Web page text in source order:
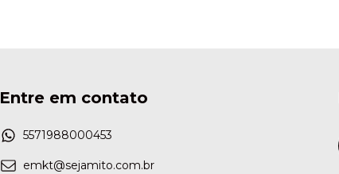
Entre em contato
5571988000453
emkt@sejamito.com.br